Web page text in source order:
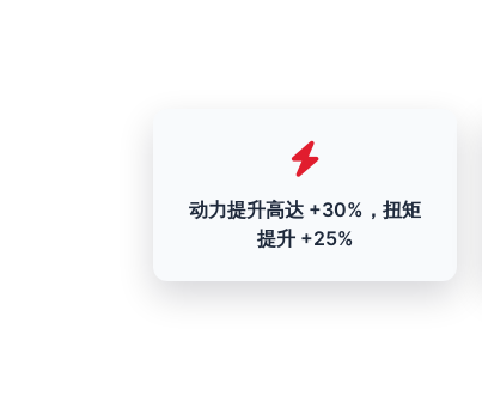
动力提升高达 +30%，扭矩
提升 +25%